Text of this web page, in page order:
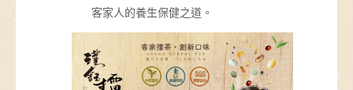
客家人的養生保健之道。